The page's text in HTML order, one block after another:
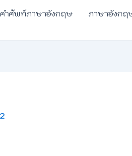
คำศัพท์ภาษาอังกฤษ ภาษาอังกฤ